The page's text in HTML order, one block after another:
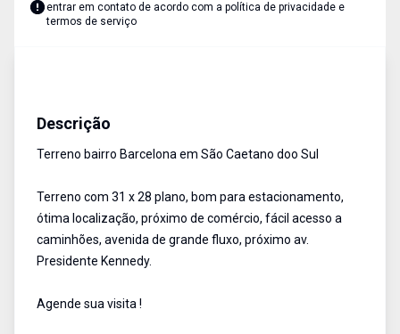
entrar em contato de acordo com a política de privacidade e
termos de serviço
Descrição
Terreno bairro Barcelona em São Caetano doo Sul
Terreno com 31 x 28 plano, bom para estacionamento,
ótima localização, próximo de comércio, fácil acesso a
caminhões, avenida de grande fluxo, próximo av.
Presidente Kennedy.
Agende sua visita !